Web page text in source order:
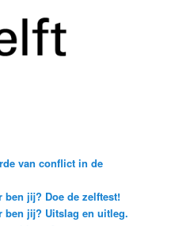
van conflict in de
ben jij? Doe de zelftest!
ben jij? Uitslag en uitleg.